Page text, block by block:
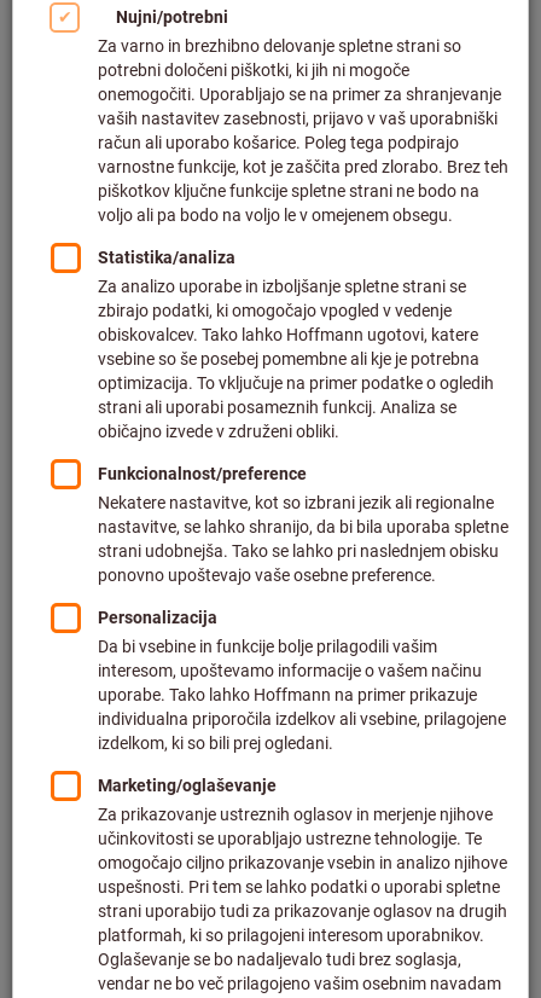
Kliknite za povečavo slike
Cena na 1 kos
plus DDV po trenutni stopnji
Individualne cene za poslovne stranke poprijavi.
V košarico
Predviden čas dostave: 1-2 tedna Posredovanje dostave
Upoštevajte daljši čas dostave in omejeno število
nasvetov:
Ta izdelek za vas naročimo neposredno pri proizvajalcu,